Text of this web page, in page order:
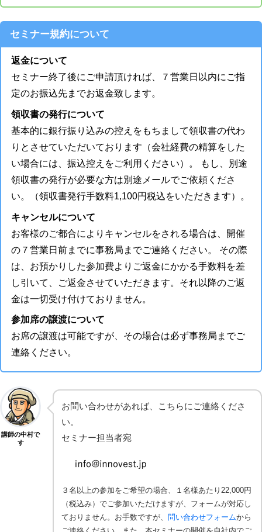
セミナー規約について
返金について
セミナー終了後にご申請頂ければ、７営業日以内にご指
定のお振込先までお返金致します。
領収書の発行について
基本的に銀行振り込みの控えをもちまして領収書の代わ
りとさせていただいております（会社経費の精算をした
い場合には、振込控えをご利用ください）。 もし、別途
領収書の発行が必要な方は別途メールでご依頼くださ
い。（領収書発行手数料1,100円税込をいただきます）。
キャンセルについて
お客様のご都合によりキャンセルをされる場合は、開催
の７営業日前までに事務局までご連絡ください。 その際
は、お預かりした参加費よりご返金にかかる手数料を差
し引いて、ご返金させていただきます。それ以降のご返
金は一切受け付けておりません。
参加席の譲渡について
お席の譲渡は可能ですが、その場合は必ず事務局までご
連絡ください。
講師の中村で
す
お問い合わせがあれば、こちらにご連絡くださ
い。
セミナー担当者宛
３名以上の参加をご希望の場合、１名様あたり22,000円
（税込み）でご参加いただけますが、フォームが対応し
ておりません。お手数ですが、 問い合わせフォームから